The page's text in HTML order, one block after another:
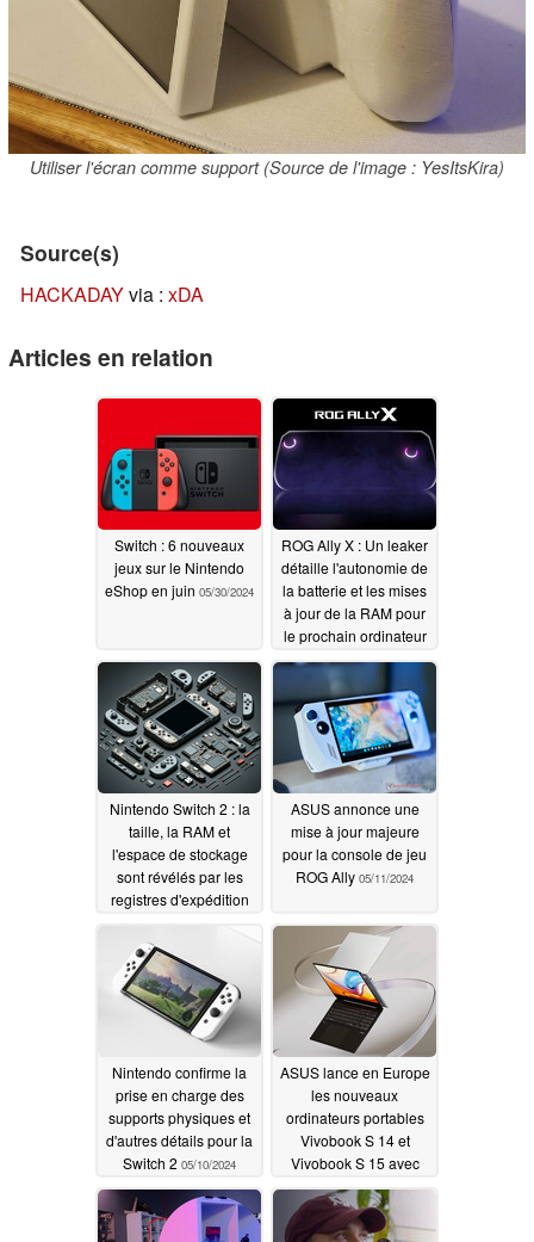
Utiliser l'écran comme support (Source de l'image : YesItsKira)
Source(s)
HACKADAYvia : xDA
Articles en relation
Switch : 6 nouveaux
jeux sur le Nintendo
eShop en juin 05/30/2024
ROG Ally X : Un leaker
détaille l'autonomie de
la batterie et les mises
à jour de la RAM pour
le prochain ordinateur
de poche de jeu
d'ASUS
05/16/2024
Nintendo Switch 2 : la
taille, la RAM et
l'espace de stockage
sont révélés par les
registres d'expédition
de l'entreprise05/14/2024
ASUS annonce une
mise à jour majeure
pour la console de jeu
ROG Ally 05/11/2024
Nintendo confirme la
prise en charge des
supports physiques et
d'autres détails pour la
Switch 2 05/10/2024
ASUS lance en Europe
les nouveaux
ordinateurs portables
Vivobook S 14 et
Vivobook S 15 avec
OLED et processeurs
modernes à partir de
799 €05/09/2024